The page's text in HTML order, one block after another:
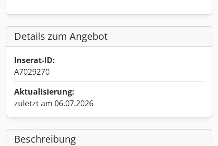
Details zum Angebot
Inserat-ID:
A7029270
Aktualisierung:
zuletzt am 06.07.2026
Beschreibung